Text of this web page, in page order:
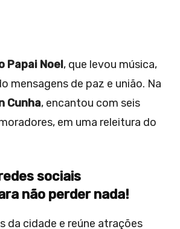
Papai Noel, que levou música,
mensagens de paz e união. Na
Cunha, encantou com seis
em uma releitura do
sociais
não perder nada!
da cidade e reúne atrações